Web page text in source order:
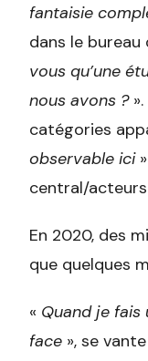
fantaisie
dans le bureau
vous qu’une
nous avons ?».
catégories
observable ici
central/
En 2020, des
que quelques
« Quand je fais
face », se